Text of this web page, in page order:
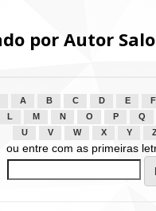
por Autor
A B C D E F
L M N O P Q
U
V W X Y
ou entre com as primeiras